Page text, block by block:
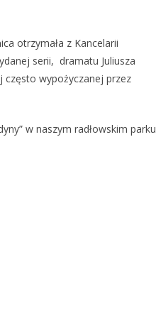
otrzymała z Kancelarii
serii, dramatu Juliusza
często wypożyczanej przez
w naszym radłowskim parku